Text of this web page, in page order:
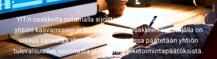
YIT:n osakkeita ostamalla sijoittaja saa tilaisuuden osallistua
yhtiön kasvamiseen ja kehittymiseen. Osakkeen omistajalla on
oikeus äänestää yhtiökokouksissa, joissa päätetään yhtiön
tulevaisuuden suunnasta ja tärkeistä liiketoimintapäätöksistä.